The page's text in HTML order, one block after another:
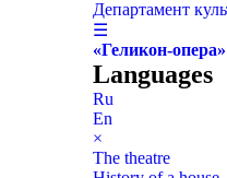
Департамент
☰
«Геликон-
Languages
Ru
En
×
The theatre